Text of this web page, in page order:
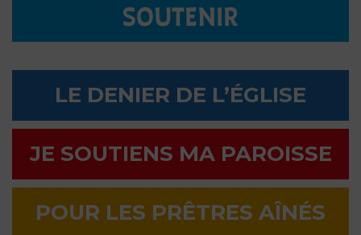
SOUTENIR
LE DENIER DE L’ÉGLISE
JE SOUTIENS MA PAROISSE
POUR LES PRÊTRES AÎNÉS